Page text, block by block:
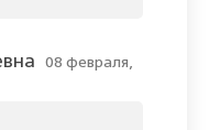
08 февраля,